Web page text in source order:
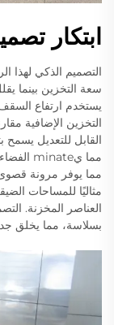
ابتكار
سعة التخزين بينما
التخزين الإضافية
القابل للتعديل
مما يوفر مرونة
مثاليًا للمساحات
العناصر المخزنة.
بسلاسة، مما يخلق